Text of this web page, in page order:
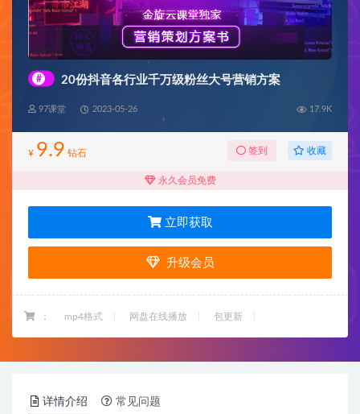
# 20份抖音各行业千万级粉丝大号营销方案
97课堂 2023-05-26 17.9K
¥ 9.9 钻石 签到 收藏
永久会员免费
立即获取
升级会员
： mp4格式 网盘在线播放 包更新
详情介绍 常见问题